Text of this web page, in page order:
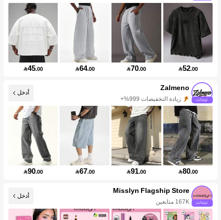
52.00
70.00
64.00
45.00
Zalmeno
زيادة التخفيضات 999%+
أدخل
80.00
91.00
67.00
90.00
Misslyn Flagship Store
167K متابعين
أدخل